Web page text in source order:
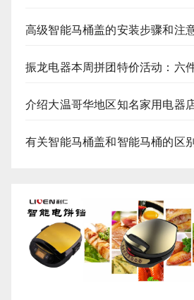
高级智能马桶盖的安装步骤和注
振龙电器本周拼团特价活动：六
介绍大温哥华地区知名家用电器
有关智能马桶盖和智能马桶的区别